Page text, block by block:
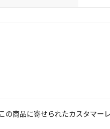
この商品に寄せられたカスタマー